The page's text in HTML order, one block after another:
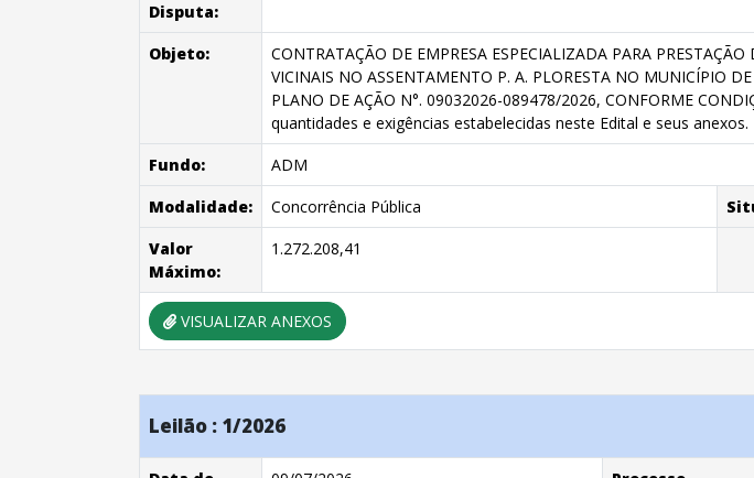
Disputa:
Objeto:
CONTRATAÇÃO DE EMPRESA ESPECIALIZADA PARA
VICINAIS NO ASSENTAMENTO P. A. PLORESTA NO MUNICÍPIO
PLANO DE AÇÃO N°. 09032026-089478/2026, CONFORME
quantidades e exigências estabelecidas neste Edital e seus anexos.
Fundo:
ADM
Modalidade:
Concorrência Pública
Valor
Máximo:
1.272.208,41
VISUALIZAR ANEXOS
Leilão : 1/2026